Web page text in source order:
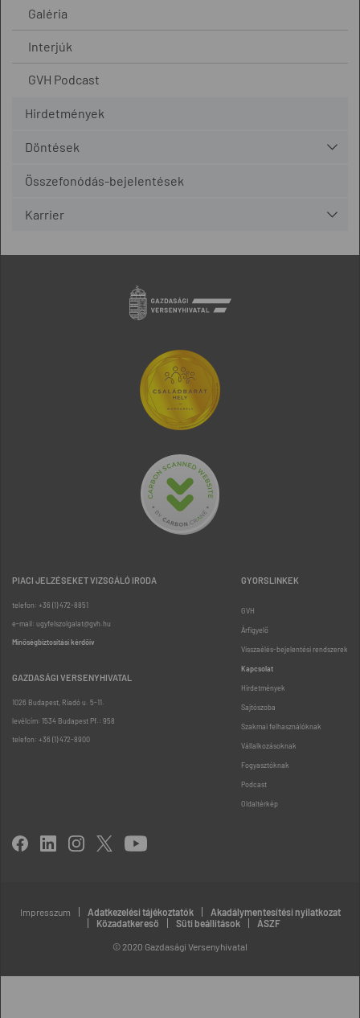
Galéria
Interjúk
GVH Podcast
Hirdetmények
Döntések
Összefonódás-bejelentések
Karrier
PIACI JELZÉSEKET VIZSGÁLÓ IRODA
telefon: +36 (1) 472-8851
e-mail: ugyfelszolgalat@gvh.hu
Minőségbiztosítási kérdőív
GAZDASÁGI VERSENYHIVATAL
1026 Budapest, Riadó u. 5-11.
levélcím: 1534 Budapest Pf.: 958
telefon: +36 (1) 472-8900
GYORSLINKEK
GVH
Árfigyelő
Visszaélés-bejelentési rendszerek
Kapcsolat
Hirdetmények
Sajtószoba
Szakmai felhasználóknak
Vállalkozásoknak
Fogyasztóknak
Podcast
Oldaltérkép
Impresszum Adatkezelési tájékoztatók
Akadálymentesítési nyilatkozat
Közadatkereső
Süti beállítások ÁSZF
© 2020 Gazdasági Versenyhivatal